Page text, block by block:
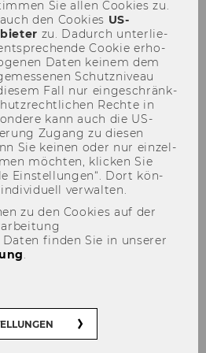
5 Teaching and
and Re­se­arch As­so­
01, 2023,
Sie allen Coo­kies zu.
den Coo­kies US-​
zu. Da­durch un­ter­lie­
Coo­kie er­ho­
Daten kei­nem dem
Schutz­ni­veau
Fall nur ein­ge­schränk­
Rech­te in
kann auch die US-​
Zu­gang zu die­sen
Sie kei­nen oder nur ein­zel­
möch­ten, kli­cken Sie
Ein­stel­lun­gen“. Dort kön­
ver­wal­ten.
zu den Cookies auf der
finden Sie in unserer
.